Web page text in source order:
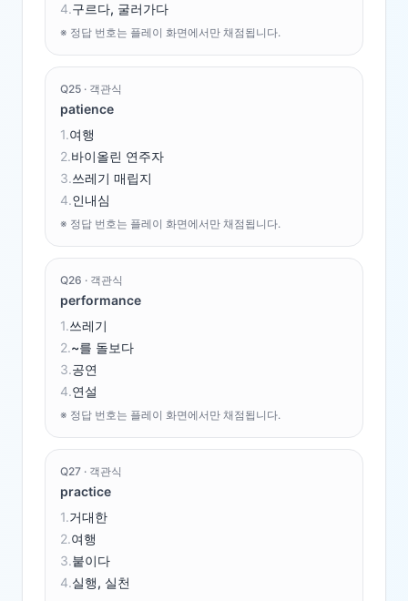
4.구르다, 굴러가다
※ 정답 번호는 플레이 화면에서만 채점됩니다.
Q25 · 객관식
patience
1.여행
2.바이올린 연주자
3.쓰레기 매립지
4.인내심
※ 정답 번호는 플레이 화면에서만 채점됩니다.
Q26 · 객관식
performance
1.쓰레기
2.~를 돌보다
3.공연
4.연설
※ 정답 번호는 플레이 화면에서만 채점됩니다.
Q27 · 객관식
practice
1.거대한
2.여행
3.붙이다
4.실행, 실천